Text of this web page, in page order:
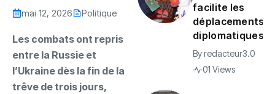
mai 12, 2026 Politique
‎Les combats ont repris
entre la Russie et
l’Ukraine dès la fin de la
trêve de trois jours,
facilite les
déplacements
diplomatiques
Byredacteur3.0
01 Views